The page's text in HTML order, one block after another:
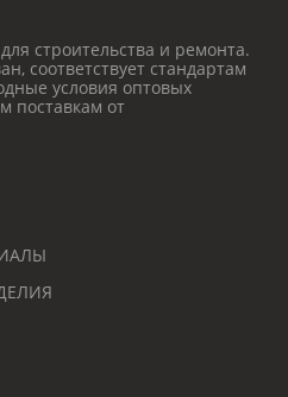
строительства и ремонта.
соответствует стандартам
условия оптовых
поставкам от